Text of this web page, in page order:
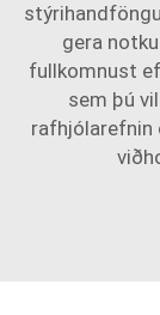
gera
fullkomnust
sem þú
rafhjólarefnin